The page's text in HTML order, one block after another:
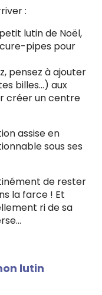
:
lutin de Noël,
pipes pour
pensez à ajouter
billes…) aux
créer un centre
assise en
sous ses
de rester
la farce ! Et
ri de sa
lutin